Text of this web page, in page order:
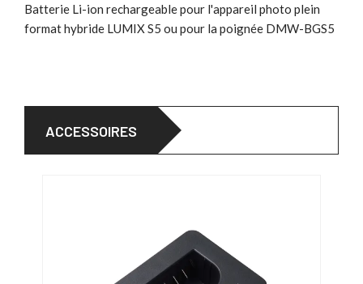
Batterie Li-ion rechargeable pour l'appareil photo plein
format hybride LUMIX S5 ou pour la poignée DMW-BGS5
ACCESSOIRES